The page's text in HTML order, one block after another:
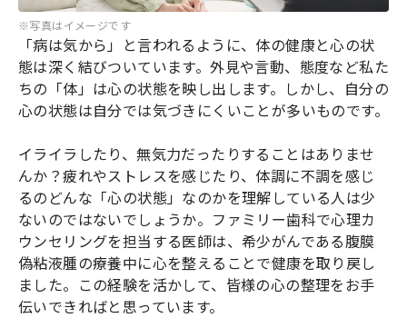
※写真はイメージです
「病は気から」と言われるように、体の健康と心の状
態は深く結びついています。外見や言動、態度など私た
ちの「体」は心の状態を映し出します。しかし、自分の
心の状態は自分では気づきにくいことが多いものです。
イライラしたり、無気力だったりすることはありませ
んか？疲れやストレスを感じたり、体調に不調を感じ
るのどんな「心の状態」なのかを理解している人は少
ないのではないでしょうか。ファミリー歯科で心理カ
ウンセリングを担当する医師は、希少がんである腹膜
偽粘液腫の療養中に心を整えることで健康を取り戻し
ました。この経験を活かして、皆様の心の整理をお手
伝いできればと思っています。